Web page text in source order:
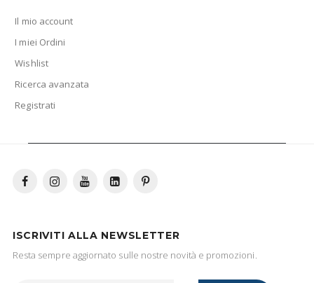
Il mio account
I miei Ordini
Wishlist
Ricerca avanzata
Registrati
ISCRIVITI ALLA NEWSLETTER
Resta sempre aggiornato sulle nostre novità e promozioni.